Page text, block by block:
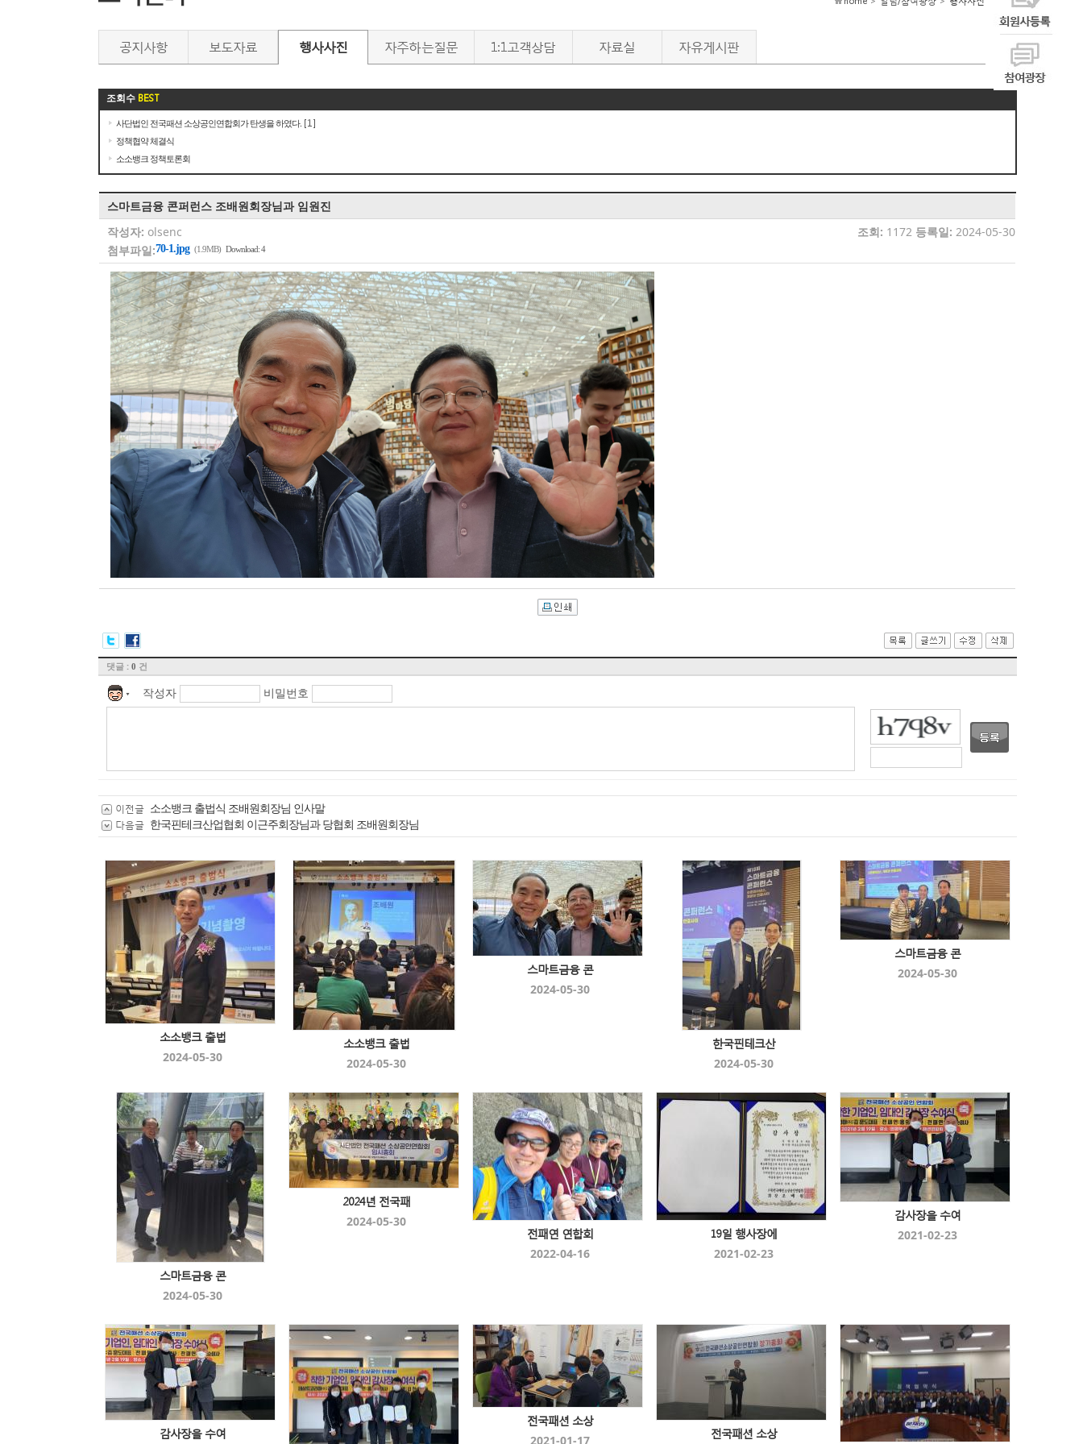
공지사항 보도자료 행사사진 자주하는질문 1:1고객상담 자료실 자유게시판
조회수 BEST
사단법인 전국패션 소상공인연합회가 탄생을 하였다. [1]
정책협약 체결식
소소뱅크 정책토론회
스마트금융 콘퍼런스 조배원회장님과 임원진
작성자: olsenc 조회: 1172 등록일: 2024-05-30
첨부파일:70-1.jpg (1.9MB) Download: 4
댓글 : 0 건
▼ 작성자 비밀번호
이전글 소소뱅크 출법식 조배원회장님 인사말
다음글 한국핀테크산업협회 이근주회장님과 당협회 조배원회장님
소소뱅크 출법
2024-05-30
소소뱅크 출법
2024-05-30
스마트금융 콘
2024-05-30
한국핀테크산
2024-05-30
스마트금융 콘
2024-05-30
스마트금융 콘
2024-05-30
2024년 전국패
2024-05-30
전패연 연합회
2022-04-16
19일 행사장에
2021-02-23
감사장을 수여
2021-02-23
감사장을 수여
전국패션 소상
2021-01-17
전국패션 소상